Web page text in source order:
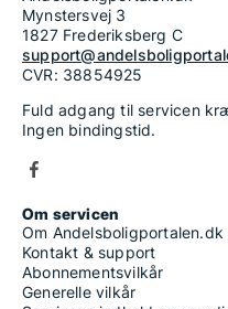
Mynstersvej 3
1827 Frederiksberg C
CVR: 38854925
Fuld adgang til servicen
Ingen bindingstid.
Om servicen
Om Andelsboligportalen.dk
Kontakt & support
Abonnementsvilkår
Generelle vilkår